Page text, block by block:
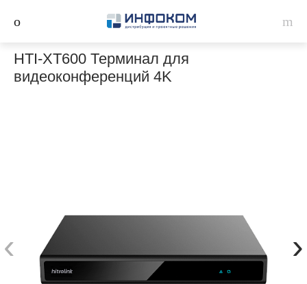
HTI-XT600 Терминал для
видеоконференций 4K
‹ ›